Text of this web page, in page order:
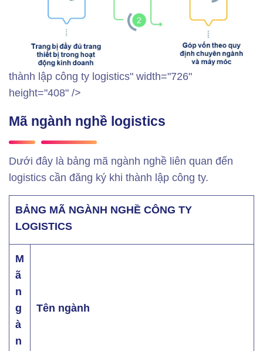
thành lập công ty logistics" width="726"
height="408" />
Mã ngành nghề logistics
Dưới đây là bảng mã ngành nghề liên quan đến
logistics cần đăng ký khi thành lập công ty.
BẢNG MÃ NGÀNH NGHỀ CÔNG TY
LOGISTICS
M
ã
n
g
à
n
Tên ngành